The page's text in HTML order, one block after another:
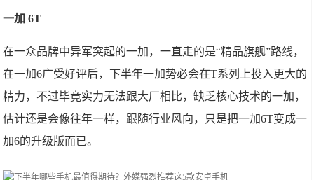
一加 6T
在一众品牌中异军突起的一加，一直走的是“精品旗舰”路线，
在一加6广受好评后，下半年一加势必会在T系列上投入更大的
精力，不过毕竟实力无法跟大厂相比，缺乏核心技术的一加，
估计还是会像往年一样，跟随行业风向，只是把一加6T变成一
加6的升级版而已。